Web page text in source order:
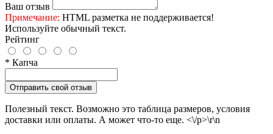
Ваш отзыв
Примечание: HTML разметка не поддерживается!
Используйте обычный текст.
Рейтинг
* Капча
Отправить свой отзыв
Полезный текст. Возможно это таблица размеров, условия
доставки или оплаты. А может что-то еще. <\/p>\r\n